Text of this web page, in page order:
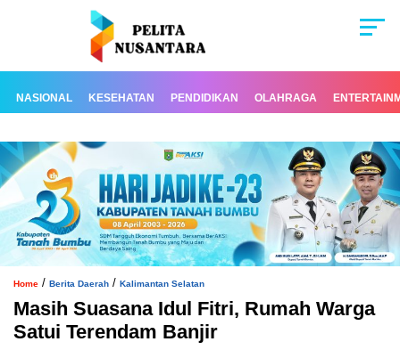
NASIONAL KESEHATAN PENDIDIKAN OLAHRAGA
Home / Berita Daerah / Kalimantan Selatan
Masih Suasana Idul Fitri, Rumah Warga
Satui Terendam Banjir